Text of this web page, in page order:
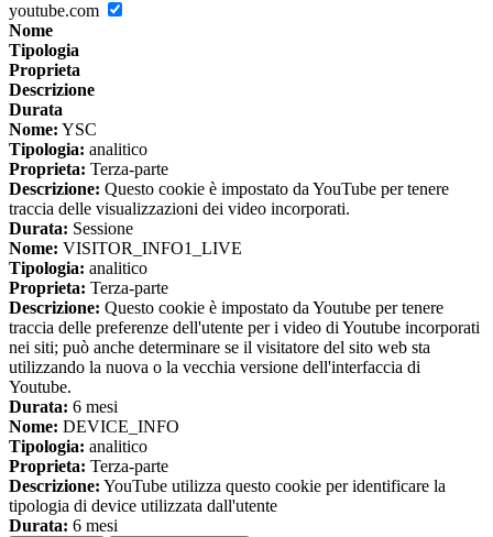
youtube.com
Nome
Tipologia
Proprieta
Descrizione
Durata
Nome: YSC
Tipologia: analitico
Proprieta: Terza-parte
Descrizione: Questo cookie è impostato da YouTube per tenere
traccia delle visualizzazioni dei video incorporati.
Durata: Sessione
Nome: VISITOR_INFO1_LIVE
Tipologia: analitico
Proprieta: Terza-parte
Descrizione: Questo cookie è impostato da Youtube per tenere
traccia delle preferenze dell'utente per i video di Youtube incorporati
nei siti; può anche determinare se il visitatore del sito web sta
utilizzando la nuova o la vecchia versione dell'interfaccia di
Youtube.
Durata: 6 mesi
Nome: DEVICE_INFO
Tipologia: analitico
Proprieta: Terza-parte
Descrizione: YouTube utilizza questo cookie per identificare la
tipologia di device utilizzata dall'utente
Durata: 6 mesi